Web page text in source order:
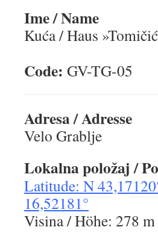
Ime / Name
Kuća / Haus
Code: GV-
Adresa / Adresse
Velo Grablje
Lokalna položaj /
Latitude: N
16,52181°
Visina / Höhe: 278 m